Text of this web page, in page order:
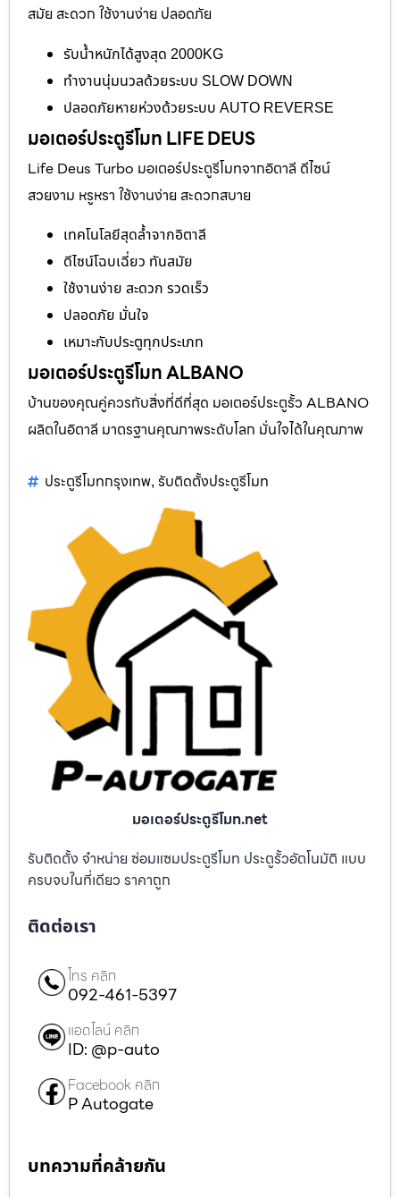
สมัย สะดวก ใช้งานง่าย ปลอดภัย
รับน้ำหนักได้สูงสุด 2000KG
ทำงานนุ่มนวลด้วยระบบ SLOW DOWN
ปลอดภัยหายห่วงด้วยระบบ AUTO REVERSE
มอเตอร์ประตูรีโมท LIFE DEUS
Life Deus Turbo มอเตอร์ประตูรีโมทจากอิตาลี ดีไซน์
สวยงาม หรูหรา ใช้งานง่าย สะดวกสบาย
เทคโนโลยีสุดล้ำจากอิตาลี
ดีไซน์โฉบเฉี่ยว ทันสมัย
ใช้งานง่าย สะดวก รวดเร็ว
ปลอดภัย มั่นใจ
เหมาะกับประตูทุกประเภท
มอเตอร์ประตูรีโมท ALBANO
บ้านของคุณคู่ควรกับสิ่งที่ดีที่สุด มอเตอร์ประตูรั้ว ALBANO
ผลิตในอิตาลี มาตรฐานคุณภาพระดับโลก มั่นใจได้ในคุณภาพ
ประตูรีโมทกรุงเทพ, รับติดตั้งประตูรีโมท
มอเตอร์ประตูรีโมท.net
รับติดตั้ง จำหน่าย ซ่อมแซมประตูรีโมท ประตูรั้วอัตโนมัติ แบบ
ครบจบในที่เดียว ราคาถูก
ติดต่อเรา
โทร คลิก
092-461-5397
แอดไลน์ คลิก
ID: @p-auto
Facebook คลิก
P Autogate
บทความที่คล้ายกัน